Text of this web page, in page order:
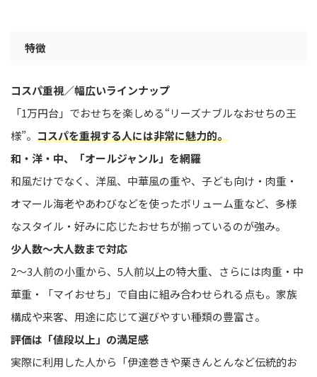
特徴
コスパ重視／幅広いラインナップ
「1万円台」でおせちを楽しめる“リーズナブルなおせちの王
様”。 コスパを重視する人には非常に魅力的。
和・洋・中、「オールジャンル」を網羅
和風だけでなく、洋風、中華風の重や、子ども向け・肉重・
オマール海老やあわびなどを使ったボリューム重など、多様
なスタイル・好みに応じたおせちが揃っているのが強み。
少人数〜大人数まで対応
2〜3人前の小重から、5人前以上の特大重、さらには肉重・中
華重・「マイおせち」で自由に組み合わせられる点も。家族
構成や来客、用途に応じて選びやすい種類の豊富さ。
評価は「値段以上」の満足感
実際に利用した人から「伊達巻きや栗きんとんなど伝統的お